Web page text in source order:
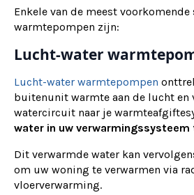
Enkele van de meest voorkomende
warmtepompen zijn:
Lucht-water
Lucht-water warmtepompen
buitenunit warmte aan de lucht en
watercircuit naar je
water in uw verwarmingssysteem
Dit verwarmde water kan
om uw woning te verwarmen via
vloerverwarming.